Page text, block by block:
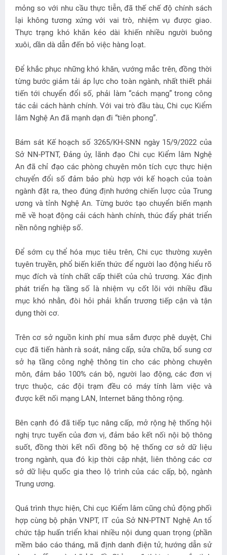
mỏng so với nhu cầu thực tiễn, đã thế chế độ chính sách
lại không tương xứng với vai trò, nhiệm vụ được giao.
Thực trạng khó khăn kéo dài khiến nhiều người buông
xuôi, dần dà dẫn đến bỏ việc hàng loạt.
Để khắc phục những khó khăn, vướng mắc trên, đồng thời
từng bước giảm tải áp lực cho toàn ngành, nhất thiết phải
tiến tới chuyển đổi số, phải làm “cách mạng” trong công
tác cải cách hành chính. Với vai trò đầu tàu, Chi cục Kiểm
lâm Nghệ An đã mạnh dạn đi “tiên phong”.
Bám sát Kế hoạch số 3265/KH-SNN ngày 15/9/2022 của
Sở NN-PTNT, Đảng ủy, lãnh đạo Chi cục Kiểm lâm Nghệ
An đã chỉ đạo các phòng chuyên môn tích cực thực hiện
chuyển đổi số đảm bảo phù hợp với kế hoạch của toàn
ngành đặt ra, theo đúng định hướng chiến lược của Trung
ương và tỉnh Nghệ An. Từng bước tạo chuyển biến mạnh
mẽ về hoạt động cải cách hành chính, thúc đẩy phát triển
nền nông nghiệp số.
Để sớm cụ thể hóa mục tiêu trên, Chi cục thường xuyên
tuyên truyền, phổ biến kiến thức để người lao động hiểu rõ
mục đích và tính chất cấp thiết của chủ trương. Xác định
phát triển hạ tầng số là nhiệm vụ cốt lõi với nhiều đầu
mục khó nhằn, đòi hỏi phải khẩn trương tiếp cận và tận
dụng thời cơ.
Trên cơ sở nguồn kinh phí mua sắm được phê duyệt, Chi
cục đã tiến hành rà soát, nâng cấp, sửa chữa, bổ sung cơ
sở hạ tầng công nghệ thông tin cho các phòng chuyên
môn, đảm bảo 100% cán bộ, người lao động, các đơn vị
trực thuộc, các đội trạm đều có máy tính làm việc và
được kết nối mạng LAN, Internet băng thông rộng.
Bên cạnh đó đã tiếp tục nâng cấp, mở rộng hệ thống hội
nghị trực tuyến của đơn vị, đảm bảo kết nối nội bộ thông
suốt, đồng thời kết nối đồng bộ hệ thống cơ sở dữ liệu
trong ngành, qua đó kịp thời cập nhật, liên thông các cơ
sở dữ liệu quốc gia theo lộ trình của các cấp, bộ, ngành
Trung ương.
Quá trình thực hiện, Chi cục Kiểm lâm cũng chủ động phối
hợp cùng bộ phận VNPT, IT của Sở NN-PTNT Nghệ An tổ
chức tập huấn triển khai nhiều nội dung quan trọng (phần
mềm báo cáo tháng, mã định danh điện tử, hướng dẫn sử